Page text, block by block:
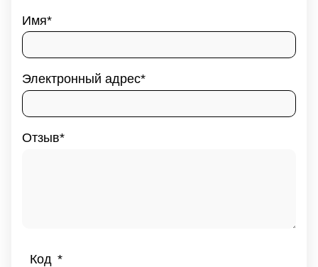
Имя
Электронный адрес
Отзыв
Код